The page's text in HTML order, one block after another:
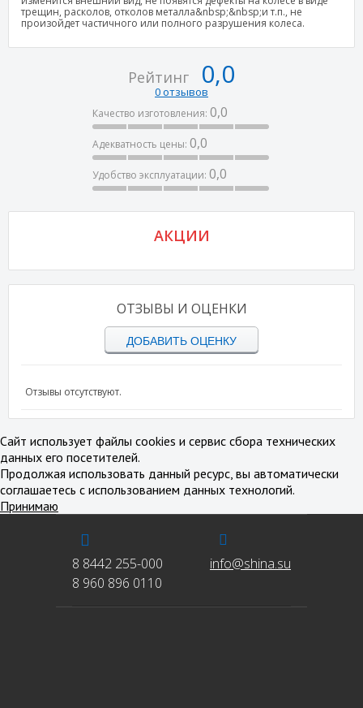
трещин, расколов, отколов металла&nbsp;&nbsp;и т.п., не
произойдет частичного или полного разрушения колеса.
Рейтинг 0,0
0 отзывов
Качество изготовления: 0,0
Адекватность цены: 0,0
Удобство эксплуатации: 0,0
АКЦИИ
ОТЗЫВЫ И ОЦЕНКИ
ДОБАВИТЬ ОЦЕНКУ
Отзывы отсутствуют.
8 8442 255-000
8 960 896 0110
info@shina.su
Сайт использует файлы cookies и сервис сбора технических
данных его посетителей.
Продолжая использовать данный ресурс, вы автоматически
соглашаетесь с использованием данных технологий.
Принимаю